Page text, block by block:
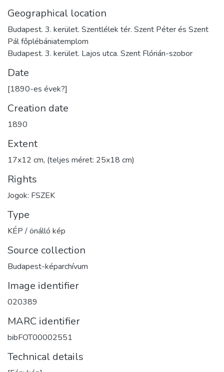
Geographical location
Budapest. 3. kerület. Szentlélek tér. Szent Péter és Szent
Pál főplébániatemplom
Budapest. 3. kerület. Lajos utca. Szent Flórián-szobor
Date
[1890-es évek?]
Creation date
1890
Extent
17x12 cm, (teljes méret: 25x18 cm)
Rights
Jogok: FSZEK
Type
KÉP / önálló kép
Source collection
Budapest-képarchívum
Image identifier
020389
MARC identifier
bibFOT00002551
Technical details